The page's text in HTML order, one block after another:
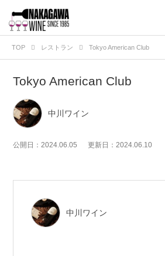
TOP レストラン Tokyo American Club
Tokyo American Club
中川ワイン
公開日：2024.06.05 更新日：2024.06.10
中川ワイン